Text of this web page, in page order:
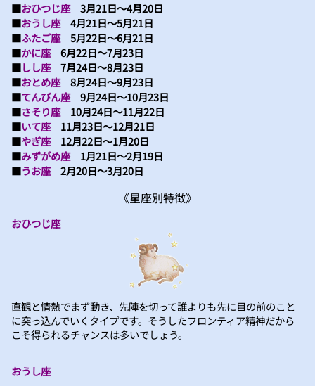
■おひつじ座3月21日～4月20日
■おうし座4月21日～5月21日
■ふたご座5月22日～6月21日
■かに座6月22日～7月23日
■しし座7月24日～8月23日
■おとめ座8月24日～9月23日
■てんびん座9月24日～10月23日
■さそり座10月24日～11月22日
■いて座11月23日～12月21日
■やぎ座12月22日～1月20日
■みずがめ座1月21日～2月19日
■うお座2月20日～3月20日
《星座別特徴》
おひつじ座
直観と情熱でまず動き、先陣を切って誰よりも先に目の前のこと
に突っ込んでいくタイプです。そうしたフロンティア精神だから
こそ得られるチャンスは多いでしょう。
おうし座